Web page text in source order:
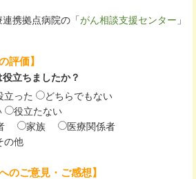
携拠点病院の「がん相談支援センター 」
評価】
立ちましたか？
立った
どちらでもない
役立たない
家族
医療関係者
の他
のご意見・ご感想】